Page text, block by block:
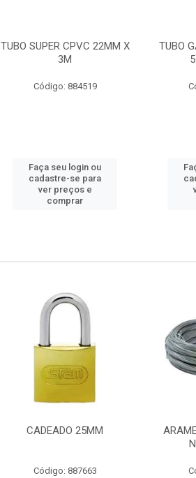
TUBO SUPER CPVC 22MM X
3M
Código: 884519
Faça seu login ou
cadastre-se para
ver preços e
comprar
TUBO
CADEADO 25MM
Código: 887663